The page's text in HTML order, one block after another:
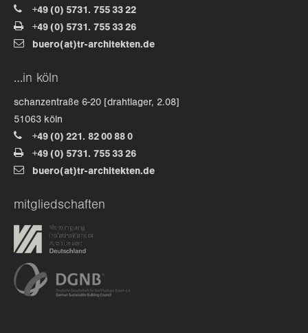
+49 (0) 5731. 755 33 22
+49 (0) 5731. 755 33 26
buero(at)tr-architekten.de
…in köln
schanzentraße 6-20 [drahtlager, 2.08]
51063 köln
+49 (0) 221. 82 00 88 0
+49 (0) 5731. 755 33 26
buero(at)tr-architekten.de
mitgliedschaften